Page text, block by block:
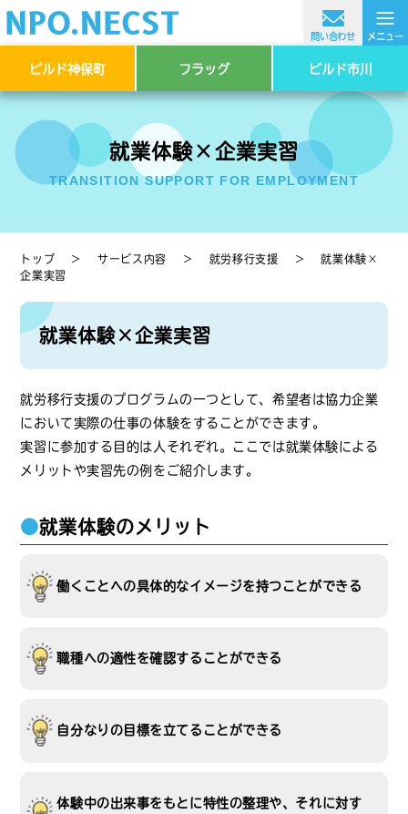
≡
メニュー
問い合わせ
ビルド神保町 フラッグ ビルド市川
就業体験×企業実習
TRANSITION SUPPORT FOR EMPLOYMENT
トップ ＞サービス内容 ＞ 就労移行支援 ＞就業体験×
企業実習
就業体験×企業実習
就労移行支援のプログラムの一つとして、希望者は協力企業
において実際の仕事の体験をすることができます。
実習に参加する目的は人それぞれ。ここでは就業体験による
メリットや実習先の例をご紹介します。
●就業体験のメリット
働くことへの具体的なイメージを持つことができる
職種への適性を確認することができる
自分なりの目標を立てることができる
体験中の出来事をもとに特性の整理や、それに対す